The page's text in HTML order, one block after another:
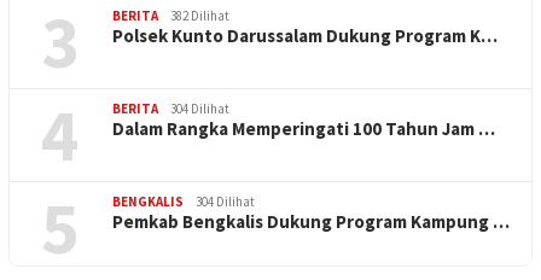
3 BERITA 382 Dilihat
Polsek Kunto Darussalam Dukung Program K…
4 BERITA 304 Dilihat
Dalam Rangka Memperingati 100 Tahun Jam …
5 BENGKALIS 304 Dilihat
Pemkab Bengkalis Dukung Program Kampung …